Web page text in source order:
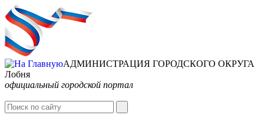
АДМИНИСТРАЦИЯ ГОРОДСКОГО ОКРУГА
Лобня
официальный городской портал